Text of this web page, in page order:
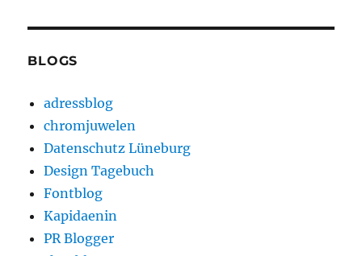
BLOGS
adressblog
chromjuwelen
Datenschutz Lüneburg
Design Tagebuch
Fontblog
Kapidaenin
PR Blogger